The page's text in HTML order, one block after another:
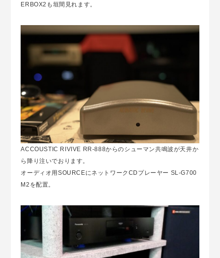
ERBOX2も垣間見れます。
ACCOUSTIC RIVIVE RR-888からのシューマン共鳴波が天井か
ら降り注いでおります。
オーディオ用SOURCEにネットワークCDプレーヤー SL-G700
M2を配置。